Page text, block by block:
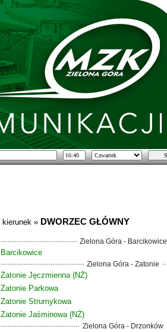
kierunek » DWORZEC GŁÓWNY
Zielona Góra - Barcikowice
Barcikowice
Zielona Góra - Zatonie
Zatonie Jęczmienna (NŻ)
Zatonie Parkowa
Zatonie Strumykowa
Zatonie Jaśminowa (NŻ)
Zielona Góra - Drzonków